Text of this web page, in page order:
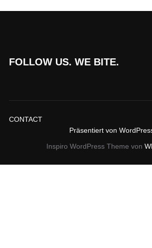
FOLLOW US. WE BITE.
CONTACT
Präsentiert von
Inspiro WordPress Theme von